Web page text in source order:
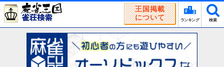
王国掲載
について
ランキング 検索